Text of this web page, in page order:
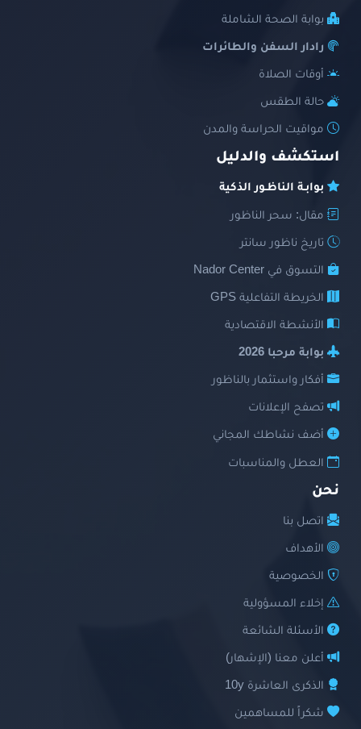
بوابة الصحة الشاملة
رادار السفن والطائرات
أوقات الصلاة
حالة الطقس
مواقيت الحراسة والمدن
استكشف والدليل
بوابـة الناظـور الذكية
مقال: سحر الناظور
تاريخ ناظور سانتر
التسوق في Nador Center
الخريطة التفاعلية GPS
الأنشطة الاقتصادية
بوابة مرحبا 2026
أفكار واستثمار بالناظور
تصفح الإعلانات
أضف نشاطك المجاني
العطل والمناسبات
نحن
اتصل بنا
الأهداف
الخصوصية
إخلاء المسؤولية
الأسئلة الشائعة
أعلن معنا (الإشهار)
الذكرى العاشرة 10y
شكراً للمساهمين